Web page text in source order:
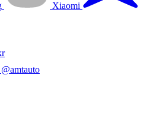
Xiaomi
@amtauto